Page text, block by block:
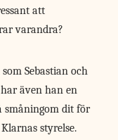
att
varandra?
Sebastian och
även han en
småningom dit för
styrelse.